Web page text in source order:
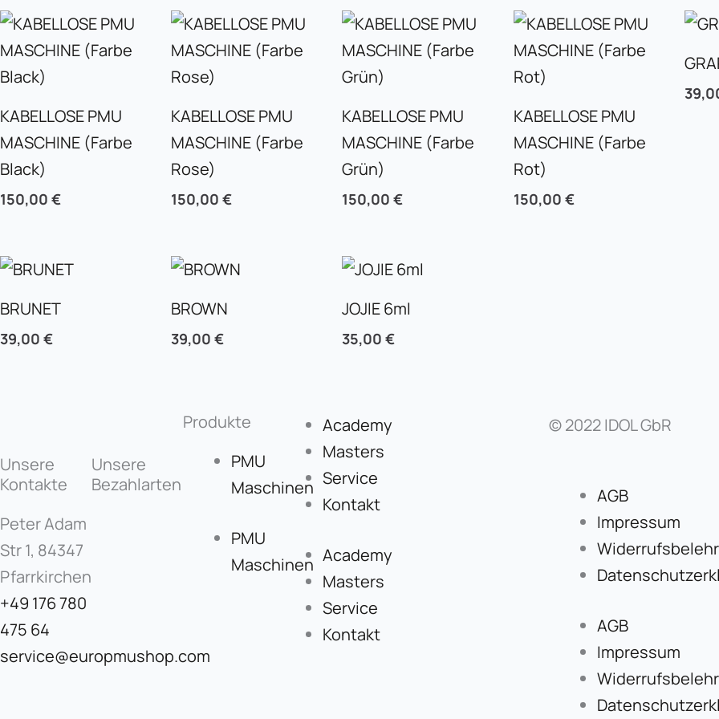
KABELLOSE PMU
MASCHINE (Farbe
Black)
150,00 €
KABELLOSE PMU
MASCHINE (Farbe
Rose)
150,00€
KABELLOSE PMU
MASCHINE (Farbe
Grün)
150,00€
KABELLOSE PMU
MASCHINE (Farbe
Rot)
150,00 €
BRUNET
39,00 €
BROWN
39,00€
JOJIE 6ml
35,00€
Unsere
Kontakte
Peter Adam
Str 1, 84347
Pfarrkirchen
+49 176 780
475 64
service@europmushop.com
Unsere
Bezahlarten
Produkte
PMU
Maschinen
PMU
Maschinen
Academy
Masters
Service
Kontakt
Academy
Masters
Service
Kontakt
© 2022 IDOL GbR
AGB
Impressum
AGB
Impressum